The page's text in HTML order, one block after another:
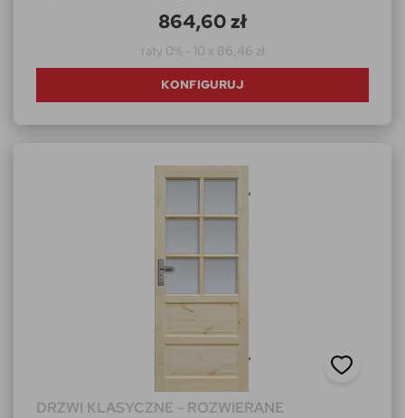
864,60 zł
raty 0% - 10 x 86,46 zł
KONFIGURUJ
DRZWI KLASYCZNE - ROZWIERANE